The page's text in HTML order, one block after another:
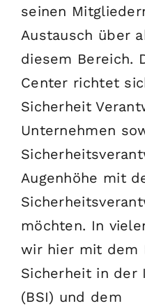
seinen
Austausch über
diesem Bereich.
Center richtet
Sicherheit
Unternehmen
Augenhöhe mit
möchten. In
wir hier mit dem
Sicherheit in der
(BSI) und dem